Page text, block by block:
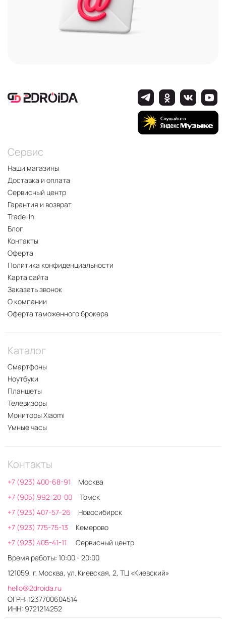
Сервис
Наши магазины
Доставка и оплата
Сервисный центр
Гарантия и возврат
Trade-In
Блог
Контакты
Оферта
Политика конфиденциальности
Карта сайта
Заказать звонок
О компании
Оферта таможенного брокера
Каталог
Смартфоны
Ноутбуки
Планшеты
Телевизоры
Мониторы Xiaomi
Умные часы
Контакты
+7 (923) 400-68-91
Москва
+7 (905) 992-20-00
Томск
+7 (923) 407-57-26
Новосибирск
+7 (923) 775-75-13
Кемерово
+7 (923) 405-41-11
Сервисный центр
Время работы: 10:00 - 20:00
121059, г. Москва, ул. Киевская, 2, ТЦ «Киевский»
hello@2droida.ru
ОГРН: 1237700604514
ИНН: 9721214252